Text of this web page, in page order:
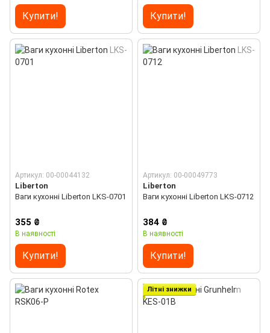
Купити! Купити!
Артикул: 00-00044132
Liberton
Ваги кухонні Liberton LKS-0701
355 ₴
В наявності
Купити!
Артикул: 00-00049773
Liberton
Ваги кухонні Liberton LKS-0712
384 ₴
В наявності
Купити!
Літні знижки